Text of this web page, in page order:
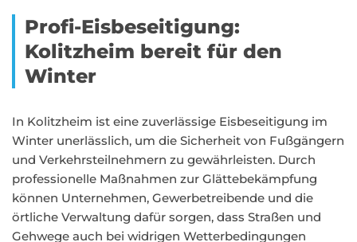
Profi-Eisbeseitigung:
Kolitzheim bereit für den
Winter
In Kolitzheim ist eine zuverlässige Eisbeseitigung im
Winter unerlässlich, um die Sicherheit von Fußgängern
und Verkehrsteilnehmern zu gewährleisten. Durch
professionelle Maßnahmen zur Glättebekämpfung
können Unternehmen, Gewerbetreibende und die
örtliche Verwaltung dafür sorgen, dass Straßen und
Gehwege auch bei widrigen Wetterbedingungen